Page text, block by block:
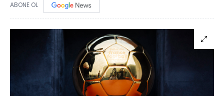
ABONE OL